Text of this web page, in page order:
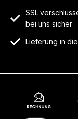
SSL
bei uns sicher
Lieferung in